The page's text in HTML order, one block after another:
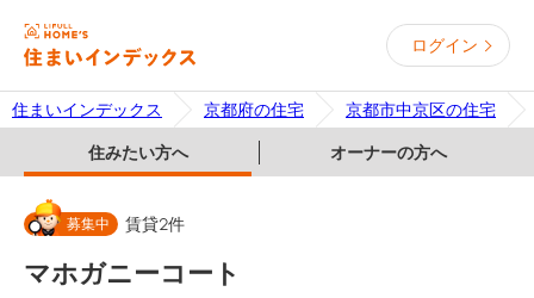
ログイン
住まいインデックス 京都府の住宅 京都市中京区の住宅
住みたい方へ オーナーの方へ
募集中 賃貸2件
マホガニーコート